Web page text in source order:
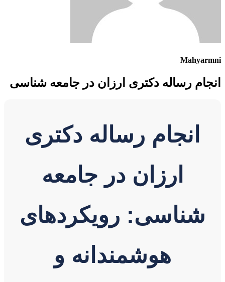
Mahyarmni
انجام رساله دکتری ارزان در جامعه شناسی
انجام رساله دکتری
ارزان در جامعه
شناسی: رویکردهای
هوشمندانه و